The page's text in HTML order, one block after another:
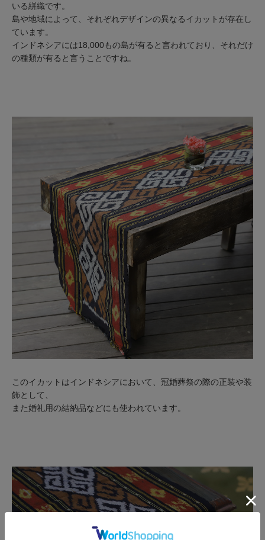
いる絣織です。
島や地域によって、それぞれデザインの異なるイカットが存在し
ています。
インドネシアには18,000もの島が有ると言われており、それだけ
の種類が有ると言うことですね。
このイカットはインドネシアにおいて、冠婚葬祭の際の正装や装
飾として、
また婚礼用の結納品などにも使われています。